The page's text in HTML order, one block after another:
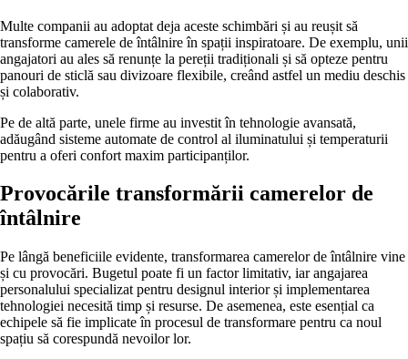
Multe companii au adoptat deja aceste schimbări și au reușit să
transforme camerele de întâlnire în spații inspiratoare. De exemplu, unii
angajatori au ales să renunțe la pereții tradiționali și să opteze pentru
panouri de sticlă sau divizoare flexibile, creând astfel un mediu deschis
și colaborativ.
Pe de altă parte, unele firme au investit în tehnologie avansată,
adăugând sisteme automate de control al iluminatului și temperaturii
pentru a oferi confort maxim participanților.
Provocările transformării camerelor de
întâlnire
Pe lângă beneficiile evidente, transformarea camerelor de întâlnire vine
și cu provocări. Bugetul poate fi un factor limitativ, iar angajarea
personalului specializat pentru designul interior și implementarea
tehnologiei necesită timp și resurse. De asemenea, este esențial ca
echipele să fie implicate în procesul de transformare pentru ca noul
spațiu să corespundă nevoilor lor.